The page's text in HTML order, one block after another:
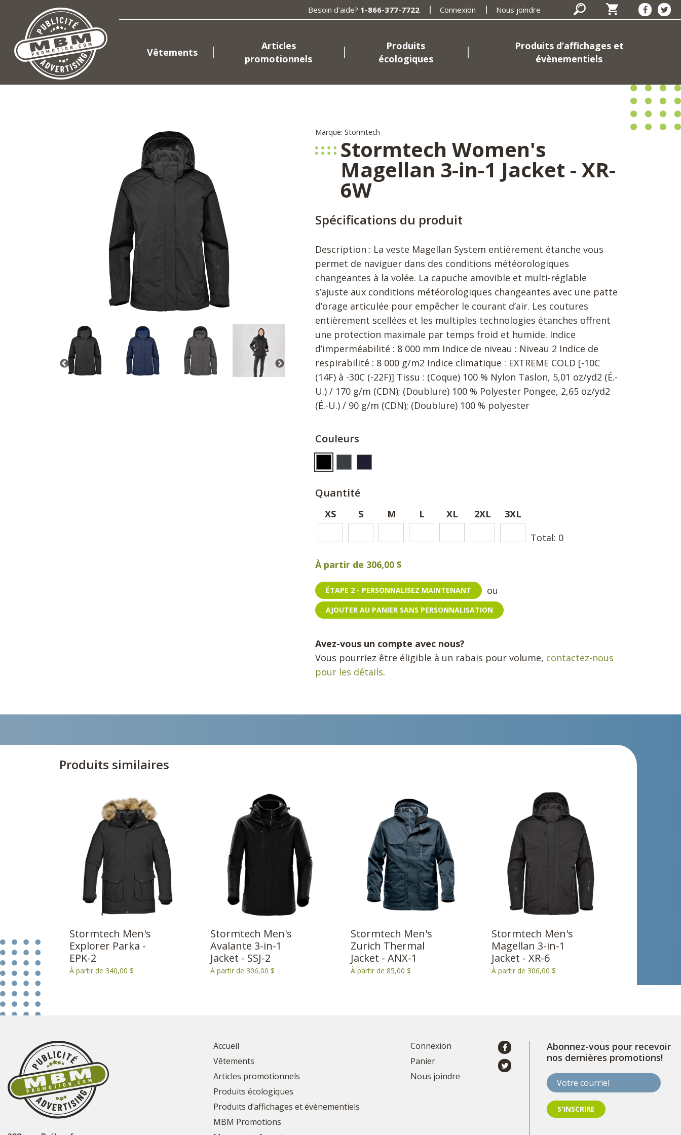
Besoin d'aide? 1-866-377-7722 Connexion Nous joindre
Vêtements
Articles
promotionnels
Produits
écologiques
Produits d’affichages et
évènementiels
Marque: Stormtech
Stormtech Women's
Magellan 3-in-1 Jacket - XR-
6W
Spécifications du produit
Description : La veste Magellan System entièrement étanche vous
permet de naviguer dans des conditions météorologiques
changeantes à la volée. La capuche amovible et multi-réglable
s’ajuste aux conditions météorologiques changeantes avec une patte
d’orage articulée pour empêcher le courant d’air. Les coutures
entièrement scellées et les multiples technologies étanches offrent
une protection maximale par temps froid et humide. Indice
d’imperméabilité : 8 000 mm Indice de niveau : Niveau 2 Indice de
respirabilité : 8 000 g/m2 Indice climatique : EXTREME COLD [-10C
(14F) à -30C (-22F)] Tissu : (Coque) 100 % Nylon Taslon, 5,01 oz/yd2 (É.-
U.) / 170 g/m (CDN); (Doublure) 100 % Polyester Pongee, 2,65 oz/yd2
(É.-U.) / 90 g/m (CDN); (Doublure) 100 % polyester
Couleurs
Quantité
XS S M L XL 2XL
3XL
Total: 0
À partir de 306,00 $
ÉTAPE 2 - PERSONNALISEZ MAINTENANT ou
AJOUTER AU PANIER SANS PERSONNALISATION
Avez-vous un compte avec nous?
Vous pourriez être éligible à un rabais pour volume, contactez-nous
pour les détails.
Produits similaires
Stormtech Men's
Explorer Parka -
EPK-2
À partir de 340,00 $
Stormtech Men's
Avalante 3-in-1
Jacket - SSJ-2
À partir de 306,00 $
Stormtech Men's
Zurich Thermal
Jacket - ANX-1
À partir de 85,00 $
Stormtech Men's
Magellan 3-in-1
Jacket - XR-6
À partir de 306,00 $
Accueil
Vêtements
Articles promotionnels
Produits écologiques
Produits d’affichages et évènementiels
MBM Promotions
Connexion
Panier
Nous joindre
Abonnez-vous pour recevoir
nos dernières promotions!
Votre courriel
S'INSCRIRE